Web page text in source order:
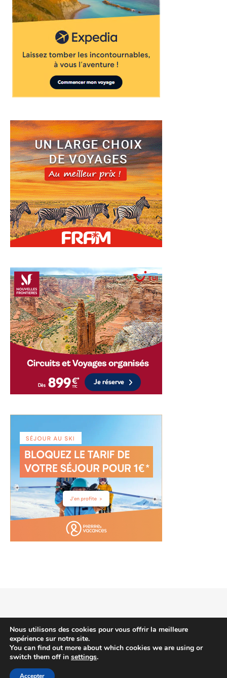
2026 voyagehotels.info © | Thème Bard par WP Royal
HAUT DE PAGE
Nous utilisons des cookies pour vous offrir la meilleure
expérience sur notre site.
You can find out more about which cookies we are using or
switch them off in settings.
Accepter